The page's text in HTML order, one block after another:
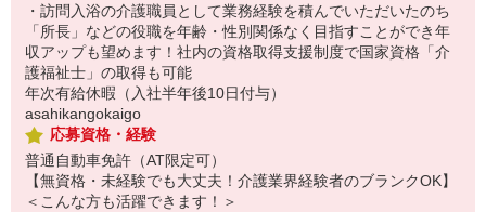
・訪問入浴の介護職員として業務経験を積んでいただいたのち
「所長」などの役職を年齢・性別関係なく目指すことができ年
収アップも望めます！社内の資格取得支援制度で国家資格「介
護福祉士」の取得も可能
年次有給休暇（入社半年後10日付与）
asahikangokaigo
応募資格・経験
普通自動車免許（AT限定可）
【無資格・未経験でも大丈夫！介護業界経験者のブランクOK】
＜こんな方も活躍できます！＞